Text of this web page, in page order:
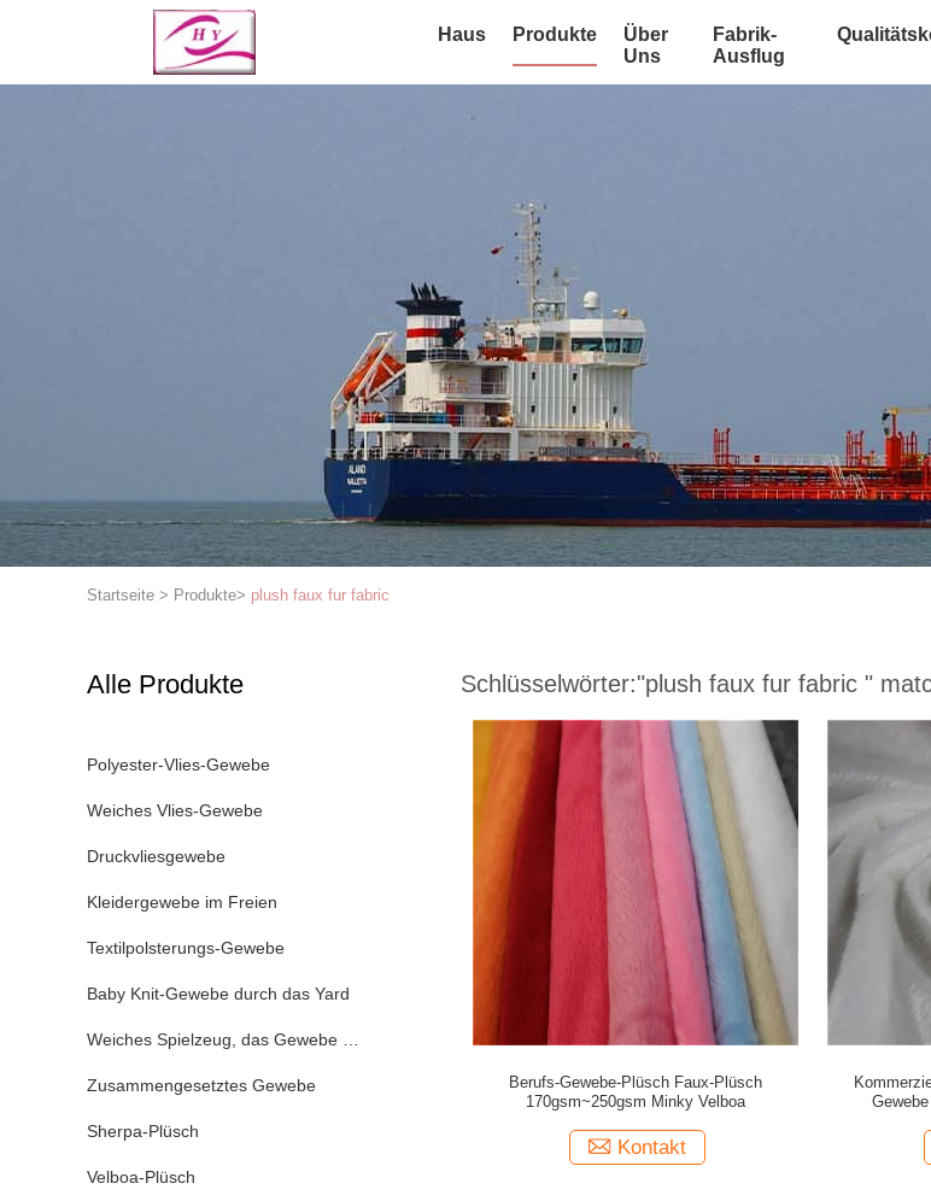
Haus Produkte
Über
Uns
Fabrik-
Ausflug
Startseite > Produkte> plush faux fur fabric
Alle Produkte
Polyester-Vlies-Gewebe
Weiches Vlies-Gewebe
Druckvliesgewebe
Kleidergewebe im Freien
Textilpolsterungs-Gewebe
Baby Knit-Gewebe durch das Yard
Weiches Spielzeug, das Gewebe macht
Zusammengesetztes Gewebe
Sherpa-Plüsch
Velboa-Plüsch
Schlüsselwörter:"plush faux fur fabric "
Berufs-Gewebe-Plüsch Faux-Plüsch
170gsm~250gsm Minky Velboa
Kontakt